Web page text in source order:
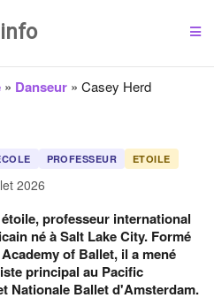
» Danseur» Casey Herd
PROFESSEUR ETOILE
2026
professeur international
né à Salt Lake City. Formé
of Ballet, il a mené
principal au Pacific
Nationale Ballet d'Amsterdam.